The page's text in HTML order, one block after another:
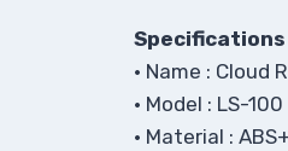
Specifications
• Name : Cloud
• Model : LS-100
• Material :